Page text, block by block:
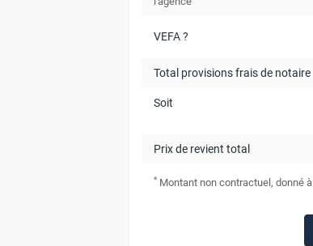
VEFA ?
Total provisions frais de notaire
Soit
Prix de revient total
* Montant non contractuel, donné